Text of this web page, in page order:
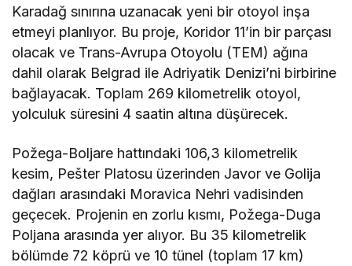
Karadağ sınırına uzanacak yeni bir otoyol inşa
etmeyi planlıyor. Bu proje, Koridor 11’in bir parçası
olacak ve Trans-Avrupa Otoyolu (TEM) ağına
dahil olarak Belgrad ile Adriyatik Denizi’ni birbirine
bağlayacak. Toplam 269 kilometrelik otoyol,
yolculuk süresini 4 saatin altına düşürecek.
Požega-Boljare hattındaki 106,3 kilometrelik
kesim, Pešter Platosu üzerinden Javor ve Golija
dağları arasındaki Moravica Nehri vadisinden
geçecek. Projenin en zorlu kısmı, Požega-Duga
Poljana arasında yer alıyor. Bu 35 kilometrelik
bölümde 72 köprü ve 10 tünel (toplam 17 km)